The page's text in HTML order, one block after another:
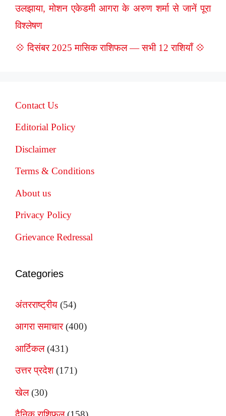
उलझाया, मोशन एकेडमी आगरा के अरुण शर्मा से जानें पूरा
विश्लेषण
💠 दिसंबर 2025 मासिक राशिफल — सभी 12 राशियाँ 💠
Contact Us
Editorial Policy
Disclaimer
Terms & Conditions
About us
Privacy Policy
Grievance Redressal
Categories
अंतरराष्ट्रीय (54)
आगरा समाचार(400)
आर्टिकल(431)
उत्तर प्रदेश(171)
खेल(30)